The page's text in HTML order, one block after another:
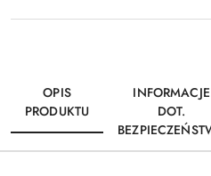
OPIS
PRODUKTU
INFORMACJE
DOT.